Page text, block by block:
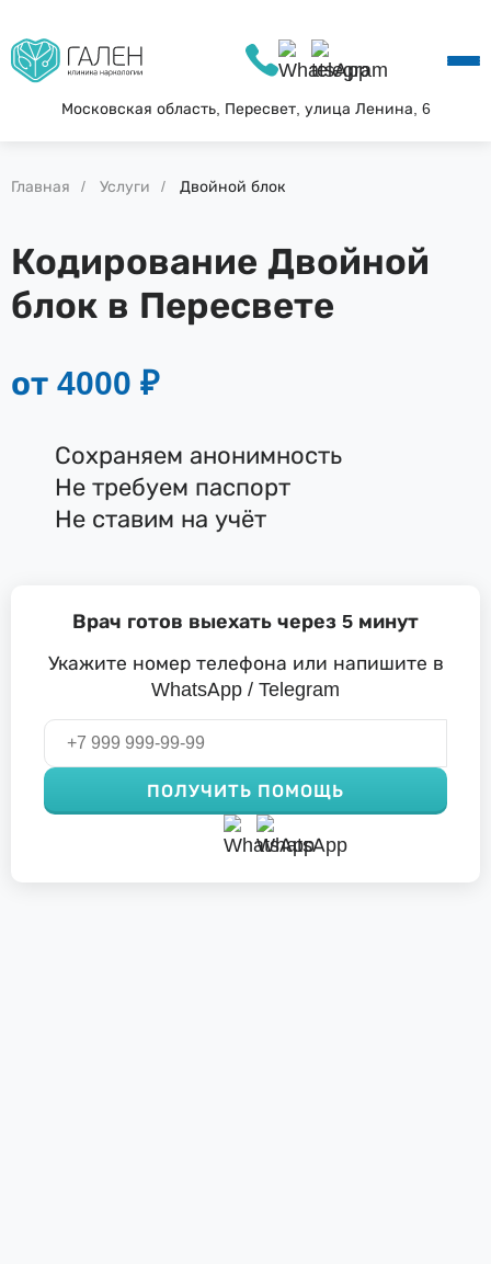
Московская область, Пересвет, улица Ленина, 6
О КЛИНИКЕ
УСЛУГИ
КОНТАКТЫ
Главная Услуги Двойной блок
Кодирование Двойной
блок в Пересвете
от 4000 ₽
Сохраняем анонимность
Не требуем паспорт
Не ставим на учёт
Врач готов выехать через 5 минут
Укажите номер телефона или напишите в
WhatsApp / Telegram
ПОЛУЧИТЬ ПОМОЩЬ